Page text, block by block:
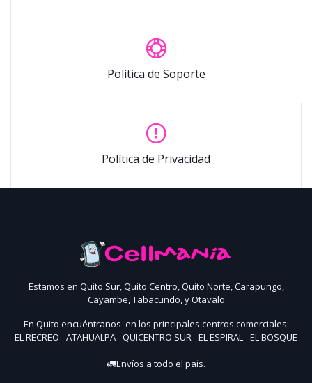
Política de Soporte
Política de Privacidad
Estamos en Quito Sur, Quito Centro, Quito Norte, Carapungo,
Cayambe, Tabacundo, y Otavalo
En Quito encuéntranos en los principales centros comerciales:
EL RECREO - ATAHUALPA - QUICENTRO SUR - EL ESPIRAL - EL BOSQUE
🚛Envíos a todo el país.